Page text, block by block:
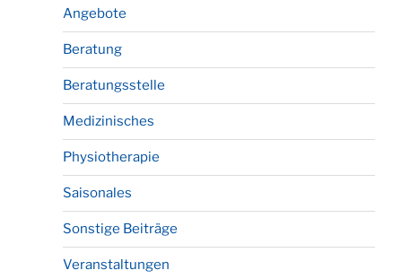
Angebote
Beratung
Beratungsstelle
Medizinisches
Physiotherapie
Saisonales
Sonstige Beiträge
Veranstaltungen